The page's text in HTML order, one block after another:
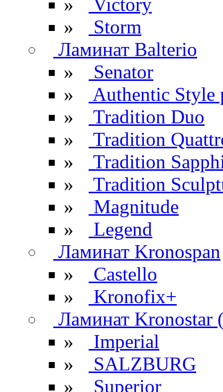
»
Victory
»
Storm
Ламинат Balterio
»
Senator
»
Authentic Style
»
Tradition Duo
»
Tradition
»
Tradition
»
Tradition
»
Magnitude
»
Legend
Ламинат Kronospan
»
Castello
»
Kronofix+
Ламинат Kronostar
»
Imperial
»
SALZBURG
»
Superior